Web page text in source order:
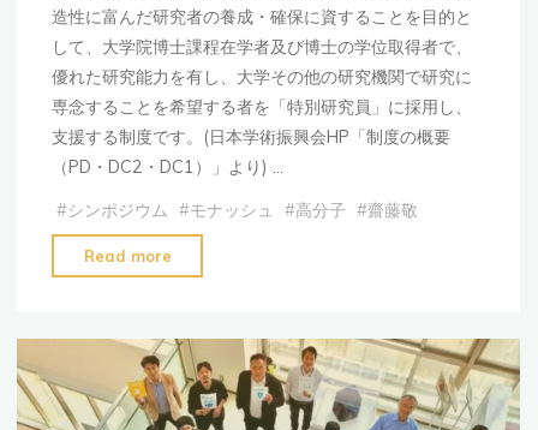
出
フ
ェ
ロ
ー
シ
プ
採
さ
れ
ま
造性に富んだ研究者の養成・確保に資することを目的と
して、大学院博士課程在学者及び博士の学位取得者で、
優れた研究能力を有し、大学その他の研究機関で研究に
専念することを希望する者を「特別研究員」に採用し、
支援する制度です。(日本学術振興会HP「制度の概要
（PD・DC2・DC1）」より) …
#シンポジウム #モナッシュ #高分子 #齋藤敬
Read more
研
室
学
生